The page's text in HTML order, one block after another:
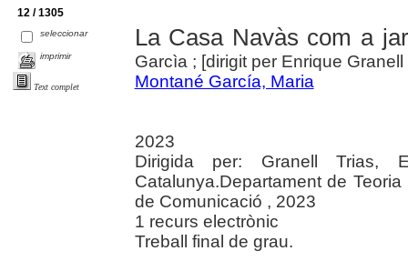
12 / 1305
seleccionar
imprimir
Text complet
La Casa Navàs com a
Garcìa ; [dirigit per Enrique Granell
Montané García, Maria
2023
Dirigida per: Granell Trias,
Catalunya.Departament de
de Comunicació , 2023
1 recurs electrònic
Treball final de grau.